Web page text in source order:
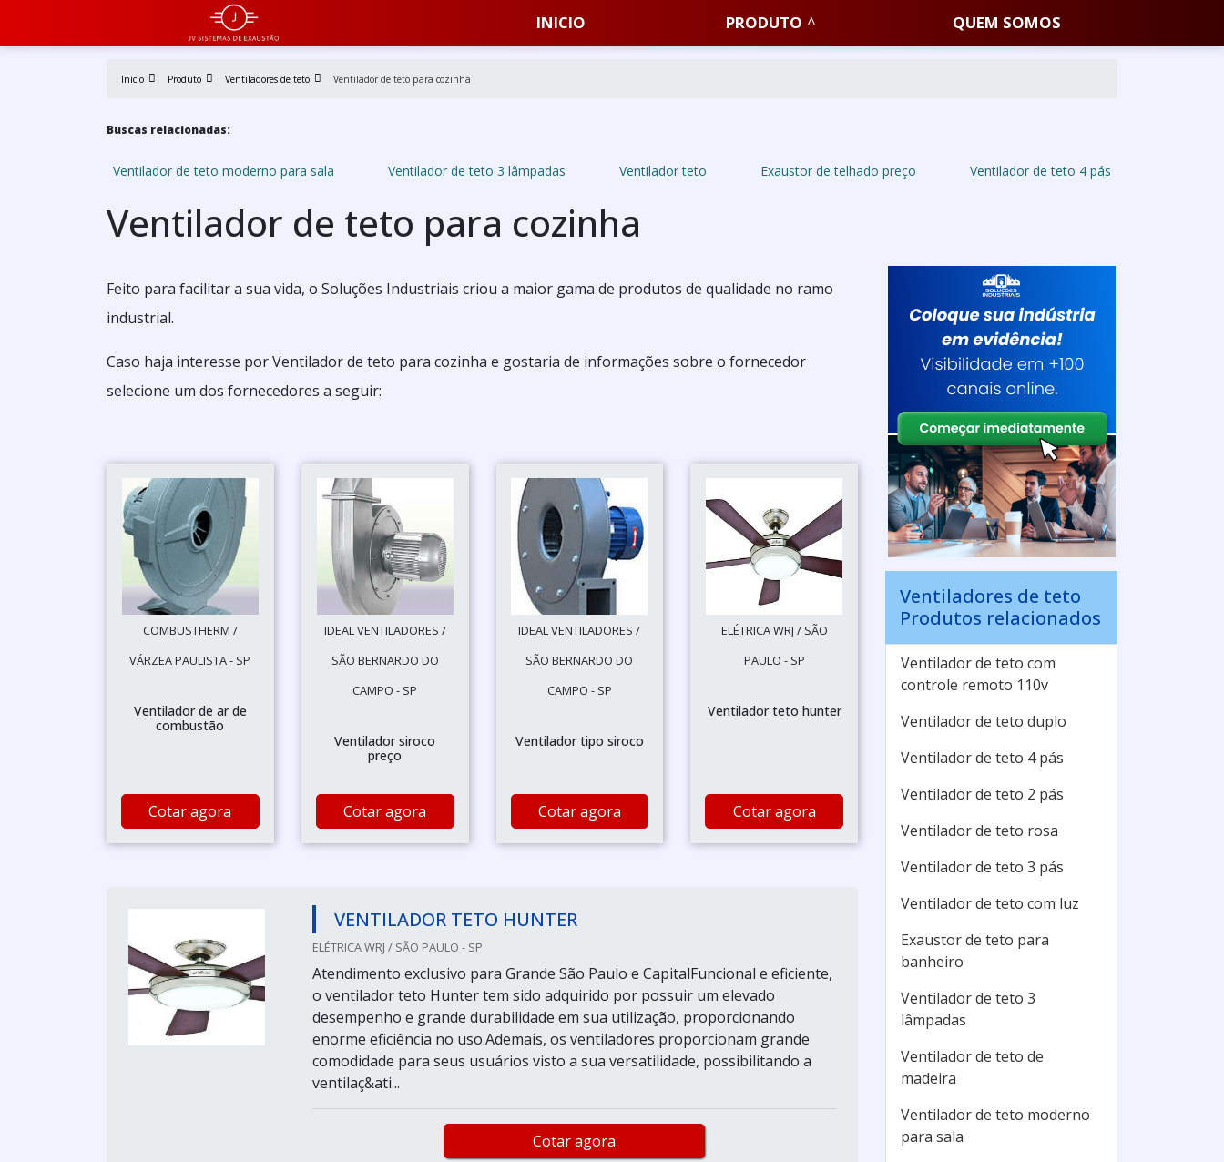
INICIO PRODUTO QUEM SOMOS
Início Produto Ventiladores de teto Ventilador de teto para cozinha
Buscas relacionadas:
Ventilador de teto moderno para sala Ventilador de teto 3 lâmpadas Ventilador teto Exaustor de telhado preço Ventilador de teto 4 pás
Ventilador de teto para cozinha
Feito para facilitar a sua vida, o Soluções Industriais criou a maior gama de produtos de qualidade no ramo
industrial.
Caso haja interesse por Ventilador de teto para cozinha e gostaria de informações sobre o fornecedor
selecione um dos fornecedores a seguir:
COMBUSTHERM /
VÁRZEA PAULISTA - SP
Ventilador de ar de
combustão
Cotar agora
IDEAL VENTILADORES /
SÃO BERNARDO DO
CAMPO - SP
Ventilador siroco
preço
Cotar agora
IDEAL VENTILADORES /
SÃO BERNARDO DO
CAMPO - SP
Ventilador tipo siroco
Cotar agora
ELÉTRICA WRJ / SÃO
PAULO - SP
Ventilador teto hunter
Cotar agora
VENTILADOR TETO HUNTER
ELÉTRICA WRJ / SÃO PAULO - SP
Atendimento exclusivo para Grande São Paulo e CapitalFuncional e eficiente,
o ventilador teto Hunter tem sido adquirido por possuir um elevado
desempenho e grande durabilidade em sua utilização, proporcionando
enorme eficiência no uso.Ademais, os ventiladores proporcionam grande
comodidade para seus usuários visto a sua versatilidade, possibilitando a
ventilaç&ati...
Cotar agora
Ventiladores de teto
Produtos relacionados
Ventilador de teto com
controle remoto 110v
Ventilador de teto duplo
Ventilador de teto 4 pás
Ventilador de teto 2 pás
Ventilador de teto rosa
Ventilador de teto 3 pás
Ventilador de teto com luz
Exaustor de teto para
banheiro
Ventilador de teto 3
lâmpadas
Ventilador de teto de
madeira
Ventilador de teto moderno
para sala